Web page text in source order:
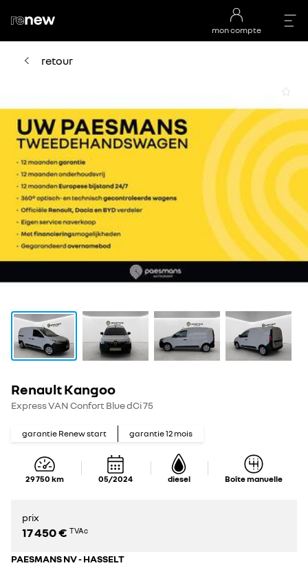
mon compte
retour
Renault Kangoo
Express VAN Confort Blue dCi 75
garantie Renew start garantie12 mois
29 750 km 05/2024 diesel Boîte manuelle
prix
17 450 € TVAc
PAESMANS NV - HASSELT